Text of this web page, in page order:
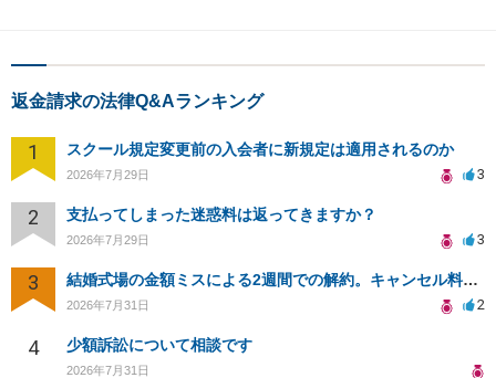
返金請求の法律Q&Aランキング
1 スクール規定変更前の入会者に新規定は適用されるのか
2026年7月29日 3
2 支払ってしまった迷惑料は返ってきますか？
2026年7月29日 3
3 結婚式場の金額ミスによる2週間での解約。キャンセル料10万円の免除は可能か。
2026年7月31日 2
4 少額訴訟について相談です
2026年7月31日